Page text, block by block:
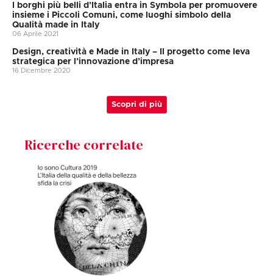
I borghi più belli d’Italia entra in Symbola per promuovere
insieme i Piccoli Comuni, come luoghi simbolo della
Qualità made in Italy
06 Aprile 2021
Design, creatività e Made in Italy – Il progetto come leva
strategica per l’innovazione d’impresa
16 Dicembre 2020
Scopri di più
Ricerche correlate